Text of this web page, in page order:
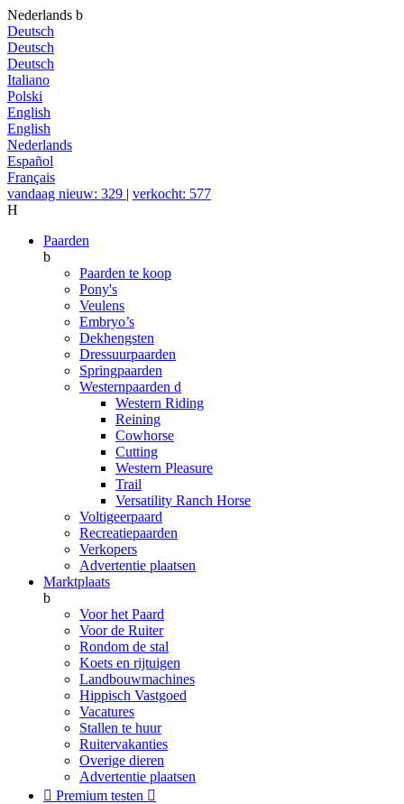
Nederlands b
Deutsch
Deutsch
Deutsch
Italiano
Polski
English
English
Nederlands
Español
Français
vandaag nieuw: 329 | verkocht: 577
H
Paarden
b
Paarden te koop
Pony's
Veulens
Embryo’s
Dekhengsten
Dressuurpaarden
Springpaarden
Westernpaarden d
Western Riding
Reining
Cowhorse
Cutting
Western Pleasure
Trail
Versatility Ranch Horse
Voltigeerpaard
Recreatiepaarden
Verkopers
Advertentie plaatsen
Marktplaats
b
Voor het Paard
Voor de Ruiter
Rondom de stal
Koets en rijtuigen
Landbouwmachines
Hippisch Vastgoed
Vacatures
Stallen te huur
Ruitervakanties
Overige dieren
Advertentie plaatsen
 Premium testen 